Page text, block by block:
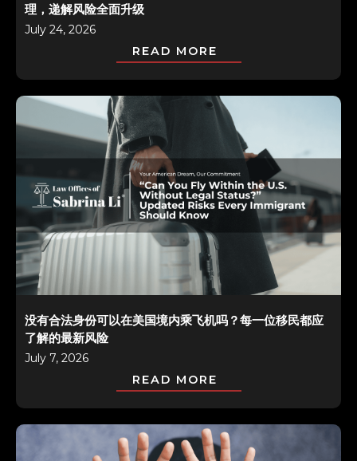
理，递解风险全面升级
July 24, 2026
READ MORE
没有合法身份可以在美国境内乘飞机吗？每一位移民都应
了解的最新风险
July 7, 2026
READ MORE